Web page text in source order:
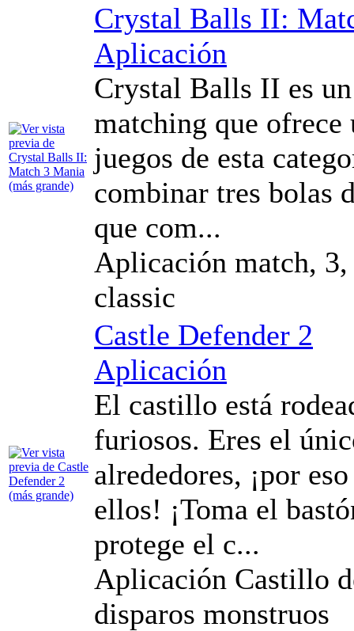
Crystal Balls II:
Aplicación
Crystal Balls II es
matching que ofrece
juegos de esta
combinar tres bolas
que com...
Aplicación match,
classic
Castle Defender 2
Aplicación
El castillo está
furiosos. Eres el
alrededores, ¡por
ellos! ¡Toma el
protege el c...
Aplicación Castillo
disparos monstruos